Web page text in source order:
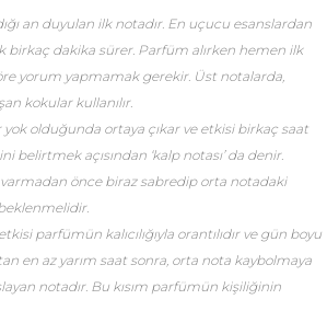
an duyulan ilk notadır. En uçucu esanslardan
birkaç dakika sürer. Parfüm alırken hemen ilk
yorum yapmamak gerekir. Üst notalarda,
kokular kullanılır.
yok olduğunda ortaya çıkar ve etkisi birkaç saat
belirtmek açısından ‘kalp notası’ da denir.
önce biraz sabredip orta notadaki
beklenmelidir.
parfümün kalıcılığıyla orantılıdır ve gün boyu
en az yarım saat sonra, orta nota kaybolmaya
notadır. Bu kısım parfümün kişiliğinin